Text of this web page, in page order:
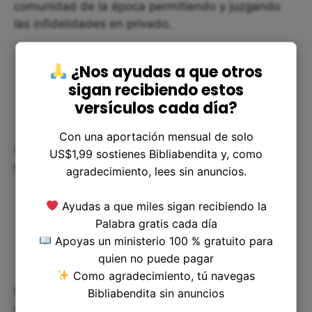
comunidad de la época permitiendo y juzgando
las infidelidades en privado.
Aplicación de la ofrenda de celos
en la vida cotidiana
En la vida cotidiana, el precepto de la ofrenda de
¿Nos ayudas a que otros
sigan recibiendo estos
versículos cada día?
Con una aportación mensual de solo
US$1,99 sostienes Bibliabendita y, como
agradecimiento, lees sin anuncios.
Ayudas a que miles sigan recibiendo la
Palabra gratis cada día
Apoyas un ministerio 100 % gratuito para
quien no puede pagar
Como agradecimiento, tú navegas
Bibliabendita sin anuncios